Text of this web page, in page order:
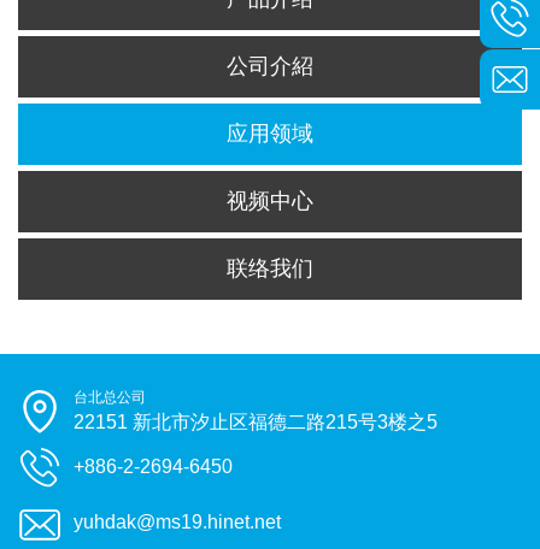
公司介紹
应用领域
视频中心
联络我们
台北总公司
22151 新北市汐止区福德二路215号3楼之5
+886-2-2694-6450
yuhdak@ms19.hinet.net